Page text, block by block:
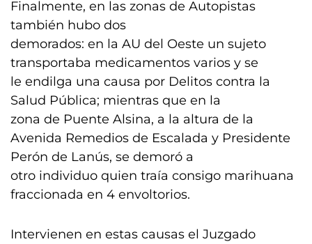
Finalmente, en las zonas de Autopistas
también hubo dos
demorados: en la AU del Oeste un sujeto
transportaba medicamentos varios y se
le endilga una causa por Delitos contra la
Salud Pública; mientras que en la
zona de Puente Alsina, a la altura de la
Avenida Remedios de Escalada y Presidente
Perón de Lanús, se demoró a
otro individuo quien traía consigo marihuana
fraccionada en 4 envoltorios.
Intervienen en estas causas el Juzgado